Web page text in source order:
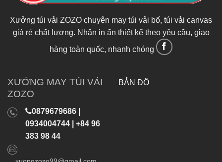
Xưởng túi vải ZOZO chuyên may túi vải bố, túi vải canvas
giá rẻ chất lượng. Nhận in ấn thiết kế theo yêu cầu, giao
hàng toàn quốc, nhanh chóng
XƯỞNG MAY TÚI VẢI
ZOZO
0879679686 |
0934004744 | +84 96
383 98 44
BẢN ĐỒ